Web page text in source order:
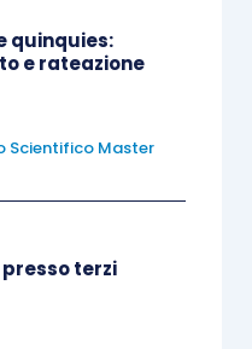
· 1° rata 31
quinquies:
e rateazione
Scientifico Master
terzi